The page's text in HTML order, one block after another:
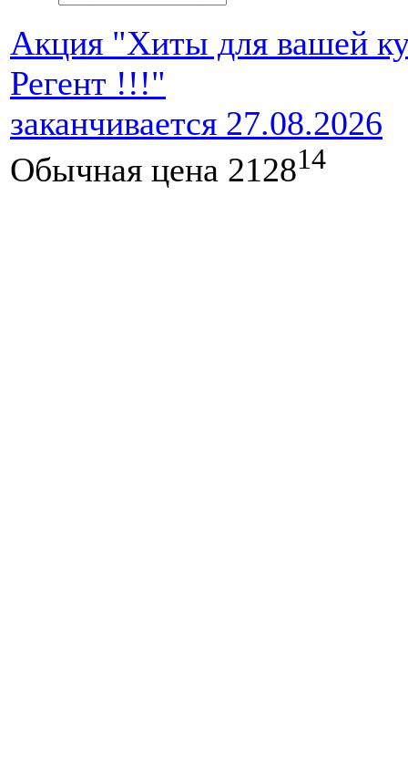
Акция "Хиты для вашей
Регент !!!"
заканчивается 27.08.2026
Обычная цена 212814